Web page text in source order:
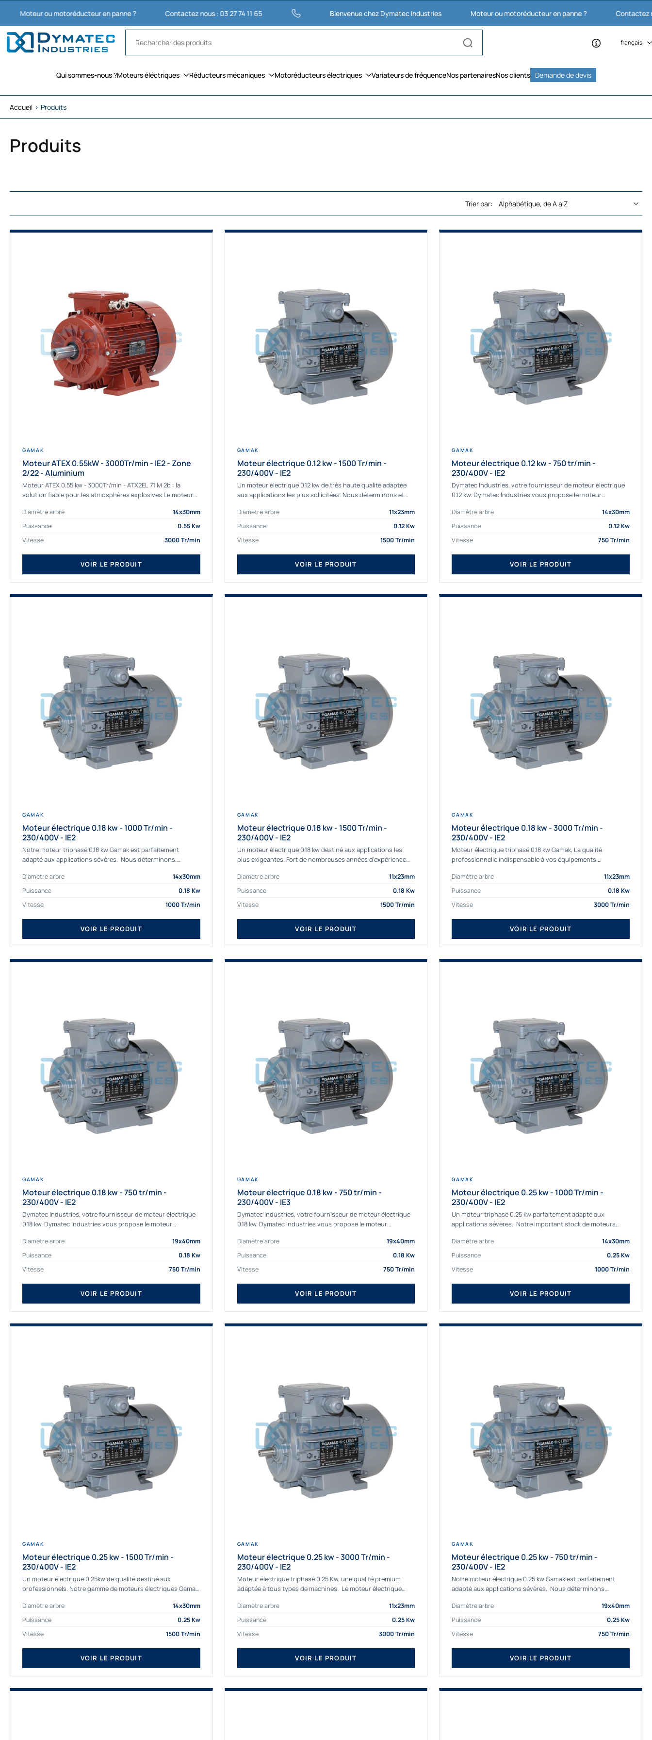
Aller
contenu
ou motoréducteur en panne ? Contactez nous : 03 27 74 11 65 Bienvenue chez Dymatec Industries Moteur ou motoréducteur en panne ? Contactez nous : 03
français
Qui sommes-nous ?Moteurs éléctriques Réducteurs mécaniques Motoréducteurs électriques Variateurs de fréquenceNos partenairesNos clients Demande de devis
Accueil › Produits
Produits
Trier par:
GAMAK
Moteur ATEX 0.55kW - 3000Tr/min - IE2 - Zone
2/22 - Aluminium
Moteur ATEX 0.55 kw - 3000Tr/min - ATX2EL 71 M 2b : la
solution fiable pour les atmosphères explosives Le moteur
Diamètre arbre
14x30mm
Puissance
0.55 Kw
Vitesse
3000 Tr/min
VOIR LE PRODUIT
GAMAK
Moteur électrique 0.12 kw - 1500 Tr/min -
230/400V - IE2
Un moteur électrique 0.12 kw de très haute qualité adaptée
aux applications les plus sollicitées. Nous déterminons et
Diamètre arbre
11x23mm
Puissance
0.12 Kw
Vitesse
1500 Tr/min
VOIR LE PRODUIT
GAMAK
Moteur électrique 0.12 kw - 750 tr/min -
230/400V - IE2
Dymatec Industries, votre fournisseur de moteur électrique
0.12 kw. Dymatec Industries vous propose le moteur
Diamètre arbre
14x30mm
Puissance
0.12 Kw
Vitesse
750 Tr/min
VOIR LE PRODUIT
GAMAK
Moteur électrique 0.18 kw - 1000 Tr/min -
230/400V - IE2
Notre moteur triphasé 0.18 kw Gamak est parfaitement
adapté aux applications sévères. Nous déterminons,
depuis de nombreuses...
Diamètre arbre
14x30mm
Puissance
0.18 Kw
Vitesse
1000 Tr/min
VOIR LE PRODUIT
GAMAK
Moteur électrique 0.18 kw - 1500 Tr/min -
230/400V - IE2
Un moteur électrique 0.18 kw destiné aux applications les
plus exigeantes. Fort de nombreuses années d’expérience
Diamètre arbre
11x23mm
Puissance
0.18 Kw
Vitesse
1500 Tr/min
VOIR LE PRODUIT
GAMAK
Moteur électrique 0.18 kw - 3000 Tr/min -
230/400V - IE2
Moteur électrique triphasé 0.18 kw Gamak, La qualité
professionnelle indispensable à vos équipements.
proposons exclusivement des...
Diamètre arbre
11x23mm
Puissance
0.18 Kw
Vitesse
3000 Tr/min
VOIR LE PRODUIT
GAMAK
Moteur électrique 0.18 kw - 750 tr/min -
230/400V - IE2
Dymatec Industries, votre fournisseur de moteur électrique
0.18 kw. Dymatec Industries vous propose le moteur
Diamètre arbre
19x40mm
Puissance
0.18 Kw
Vitesse
750 Tr/min
VOIR LE PRODUIT
GAMAK
Moteur électrique 0.18 kw - 750 tr/min -
230/400V - IE3
Dymatec Industries, votre fournisseur de moteur électrique
0.18 kw. Dymatec Industries vous propose le moteur
Diamètre arbre
19x40mm
Puissance
0.18 Kw
Vitesse
750 Tr/min
VOIR LE PRODUIT
GAMAK
Moteur électrique 0.25 kw - 1000 Tr/min -
230/400V - IE2
Un moteur triphasé 0.25 kw parfaitement adapté aux
applications sévères. Notre important stock de moteurs
moteurs. Ce moteur...
Diamètre arbre
14x30mm
Puissance
0.25 Kw
Vitesse
1000 Tr/min
VOIR LE PRODUIT
GAMAK
Moteur électrique 0.25 kw - 1500 Tr/min -
230/400V - IE2
Un moteur électrique 0.25kw de qualité destiné aux
professionnels. Notre gamme de moteurs électriques Gamak
Diamètre arbre
14x30mm
Puissance
0.25 Kw
Vitesse
1500 Tr/min
VOIR LE PRODUIT
GAMAK
Moteur électrique 0.25 kw - 3000 Tr/min -
230/400V - IE2
Moteur électrique triphasé 0.25 Kw, une qualité premium
adaptée à tous types de machines. Le moteur électrique
Diamètre arbre
11x23mm
Puissance
0.25 Kw
Vitesse
3000 Tr/min
VOIR LE PRODUIT
GAMAK
Moteur électrique 0.25 kw - 750 tr/min -
230/400V - IE2
Notre moteur électrique 0.25 kw Gamak est parfaitement
adapté aux applications sévères. Nous déterminons,
asynchrones depuis de nombreuses années....
Diamètre arbre
19x40mm
Puissance
0.25 Kw
Vitesse
750 Tr/min
VOIR LE PRODUIT